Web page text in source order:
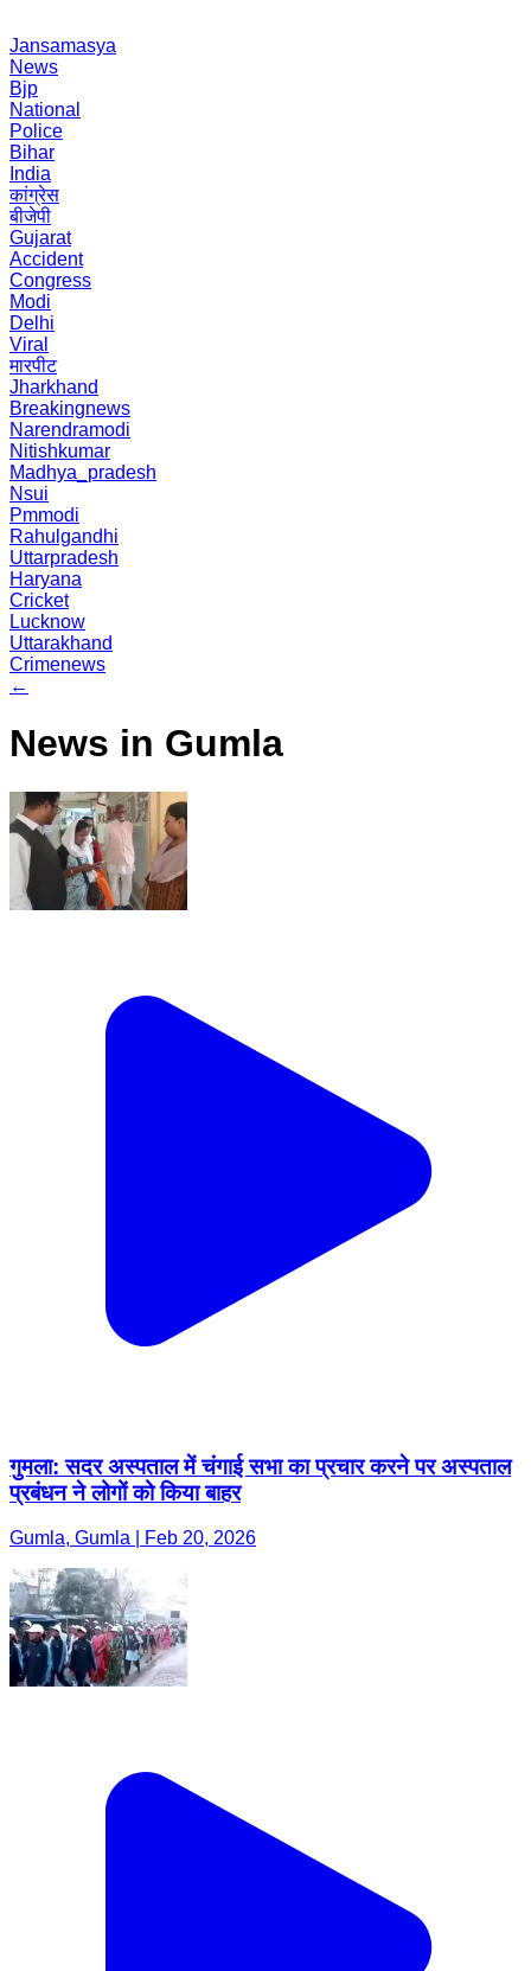
Jansamasya
News
Bjp
National
Police
Bihar
India
कांग्रेस
बीजेपी
Gujarat
Accident
Congress
Modi
Delhi
Viral
मारपीट
Jharkhand
Breakingnews
Narendramodi
Nitishkumar
Madhya_pradesh
Nsui
Pmmodi
Rahulgandhi
Uttarpradesh
Haryana
Cricket
Lucknow
Uttarakhand
Crimenews
←
News in Gumla
गुमला: सदर अस्पताल में चंगाई सभा का प्रचार करने पर अस्पताल
प्रबंधन ने लोगों को किया बाहर
Gumla, Gumla | Feb 20, 2026